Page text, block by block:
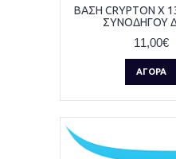
ΒΑΣΗ CRYPTON X
ΣΥΝΟΔΗΓΟΥ
11,00€
ΑΓΟΡΆ